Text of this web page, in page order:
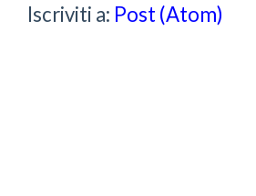
Iscriviti a: Post (Atom)